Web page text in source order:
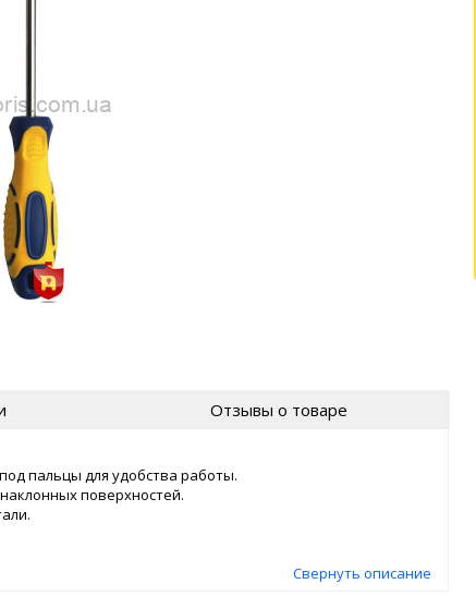
Отзывы о товаре
пальцы для удобства работы.
поверхностей.
Свернуть описание